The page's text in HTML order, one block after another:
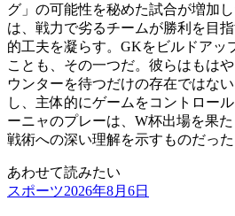
グ」の可能性を秘めた試合が増加
は、戦力で劣るチームが勝利を目
的工夫を凝らす。GKをビルドアッ
ことも、その一つだ。彼らはもは
ウンターを待つだけの存在ではな
し、主体的にゲームをコントロー
ーニャのプレーは、W杯出場を果
戦術への深い理解を示すものだった
あわせて読みたい
スポーツ2026年8月6日